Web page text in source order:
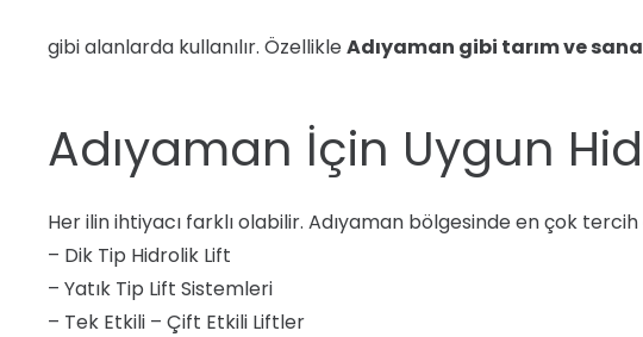
gibi alanlarda kullanılır. ÖzellikleAdıyaman gibi tarım ve
Adıyaman İçin Uygun
Her ilin ihtiyacı farklı olabilir. Adıyaman bölgesinde en çok
– Dik Tip Hidrolik Lift
– Yatık Tip Lift Sistemleri
– Tek Etkili – Çift Etkili Liftler